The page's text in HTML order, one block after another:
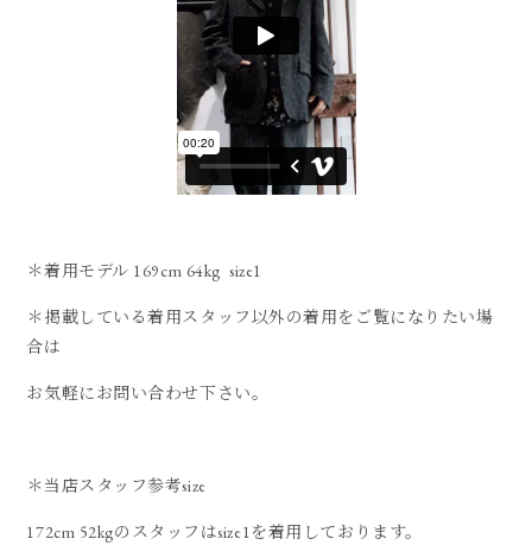
＊着用モデル 169cm 64kg size1
＊掲載している着用スタッフ以外の着用をご覧になりたい場
合は
お気軽にお問い合わせ下さい。
＊当店スタッフ参考size
172cm 52kgのスタッフはsize1を着用しております。